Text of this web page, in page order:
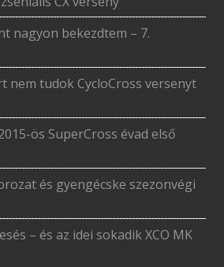
nagyon bekezdtem – 7.
nem tudok CycloCross versenyt
ös SuperCross évad első
és gyengécske szezonvégi
– és az idei sokadik XCO MK